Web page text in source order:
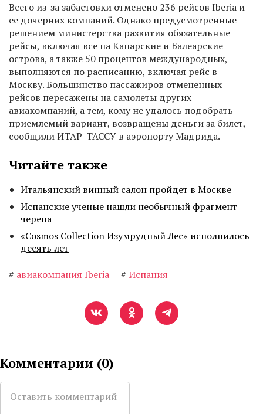
Всего из-за забастовки отменено 236 рейсов Iberia и
ее дочерних компаний. Однако предусмотренные
решением министерства развития обязательные
рейсы, включая все на Канарские и Балеарские
острова, а также 50 процентов международных,
выполняются по расписанию, включая рейс в
Москву. Большинство пассажиров отмененных
рейсов пересажены на самолеты других
авиакомпаний, а тем, кому не удалось подобрать
приемлемый вариант, возвращены деньги за билет,
сообщили ИТАР-ТАССУ в аэропорту Мадрида.
Читайте также
Итальянский винный салон пройдет в Москве
Испанские ученые нашли необычный фрагмент
черепа
«Cosmos Collection Изумрудный Лес» исполнилось
десять лет
# авиакомпания Iberia # Испания
Комментарии (0)